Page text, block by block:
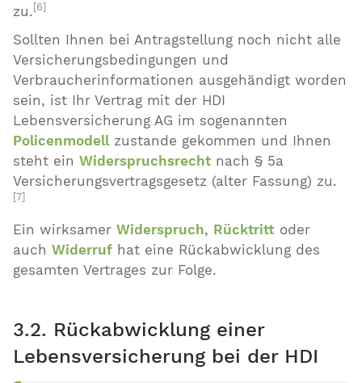
zu. [6]
Sollten Ihnen bei Antragstellung noch nicht alle
Versicherungsbedingungen und
Verbraucherinformationen ausgehändigt worden
sein, ist Ihr Vertrag mit der HDI
Lebensversicherung AG im sogenannten
Policenmodellzustande gekommen und Ihnen
steht einWiderspruchsrecht nach § 5a
Versicherungsvertragsgesetz (alter Fassung) zu.
[7]
Ein wirksamerWiderspruch, Rücktritt oder
auchWiderruf hat eine Rückabwicklung des
gesamten Vertrages zur Folge.
3.2. Rückabwicklung einer
Lebensversicherung bei der HDI